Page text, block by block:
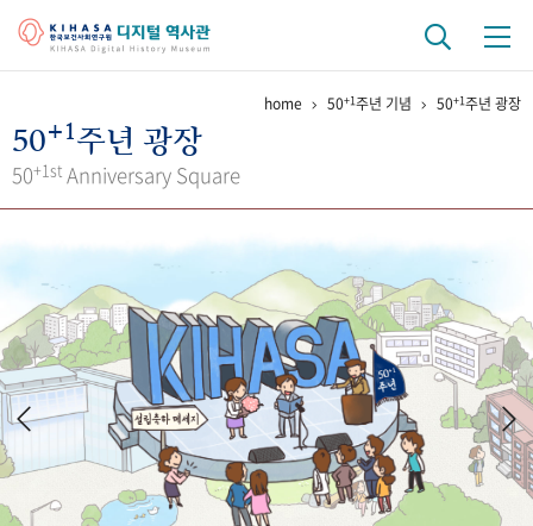
걸어온 길 기관 변천사
키워드로 보는 연구 역사
연구자들
간행물 변천사
기록물 아카이브
사진 아카이브 문서 기록물 행정박물 영상 기록물
50+1 주년 기념
home 50+1주년 기념 50+1주년 광장
50+1주년 광장
50+1st Anniversary Square